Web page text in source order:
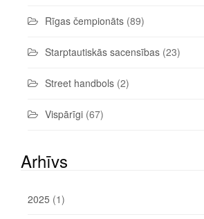
Rīgas čempionāts (89)
Starptautiskās sacensības (23)
Street handbols (2)
Vispārīgi (67)
Arhīvs
2025 (1)